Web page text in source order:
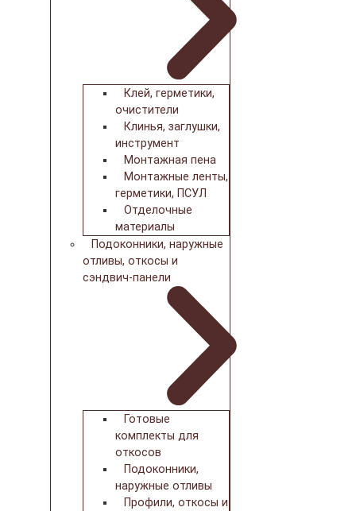
Клей, герметики,
очистители
Клинья, заглушки,
инструмент
Монтажная пена
Монтажные ленты,
герметики, ПСУЛ
Отделочные
материалы
Подоконники, наружные
отливы, откосы и
сэндвич-панели
Готовые
комплекты для
откосов
Подоконники,
наружные отливы
Профили, откосы и